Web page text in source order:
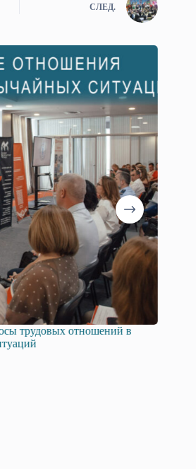
СЛЕД.
трудовых отношений в